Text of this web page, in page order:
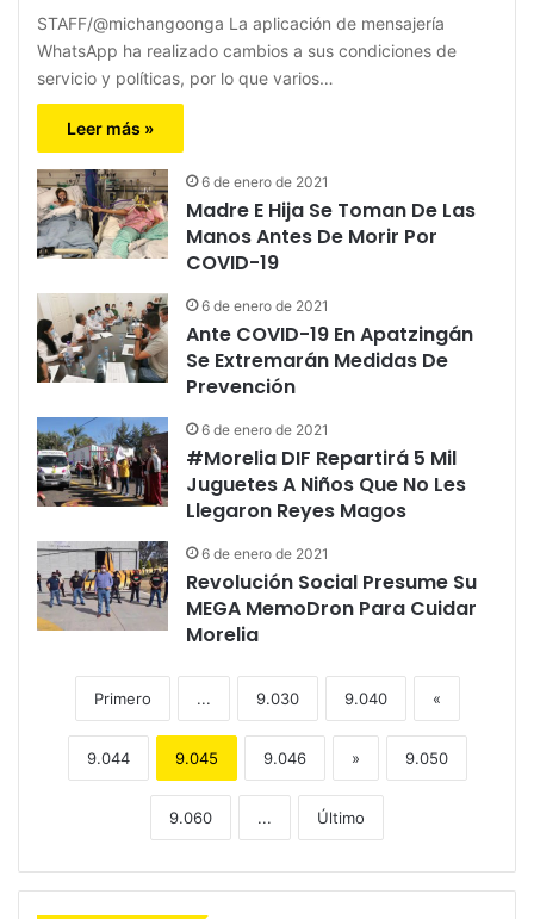
STAFF/@michangoonga La aplicación de mensajería
WhatsApp ha realizado cambios a sus condiciones de
servicio y políticas, por lo que varios…
Leer más »
6 de enero de 2021
Madre E Hija Se Toman De Las
Manos Antes De Morir Por
COVID-19
6 de enero de 2021
Ante COVID-19 En Apatzingán
Se Extremarán Medidas De
Prevención
6 de enero de 2021
#Morelia DIF Repartirá 5 Mil
Juguetes A Niños Que No Les
Llegaron Reyes Magos
6 de enero de 2021
Revolución Social Presume Su
MEGA MemoDron Para Cuidar
Morelia
Primero ... 9.030 9.040 «
9.044 9.045 9.046 » 9.050
9.060 ... Último